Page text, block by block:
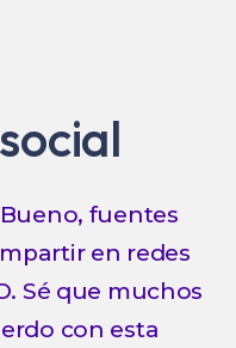
fuentes
en redes
Sé que muchos
con esta